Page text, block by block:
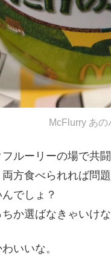
McFlurry あの
ルーリーの場で共闘
方食べられれば問題
でしょ？
か選ばなきゃいけ
いいな。